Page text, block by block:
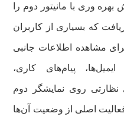
بهره وری با مانیتور دوم را
که بسیاری از کاربران
مشاهده اطلاعات جانبی
پیام‌های کاری،
نظارتی روی نمایشگر دوم
اصلی از وضعیت آن‌ها